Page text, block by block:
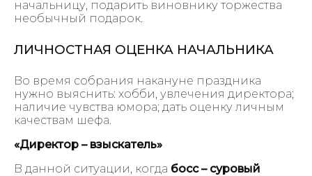
начальницу, подарить виновнику торжества
необычный подарок.
ЛИЧНОСТНАЯ ОЦЕНКА НАЧАЛЬНИКА
Во время собрания накануне праздника
нужно выяснить: хобби, увлечения директора;
наличие чувства юмора; дать оценку личным
качествам шефа.
«Директор – взыскатель»
В данной ситуации, когда босс – суровый